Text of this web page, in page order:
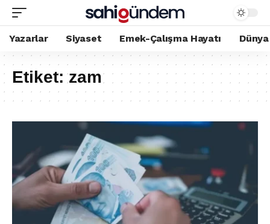
Yazarlar Siyaset Emek-Çalışma Hayatı Dünya
Etiket:zam